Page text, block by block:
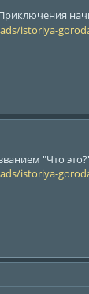
istoriya-
"Что
istoriya-